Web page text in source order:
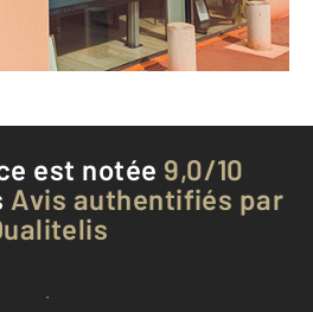
à l'agence
est notée 9,0/10
Avis authentifiés par
les avis clients